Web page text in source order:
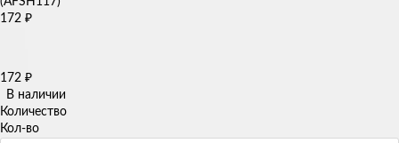
172 ₽
172 ₽
В наличии
Количество
Кол-во